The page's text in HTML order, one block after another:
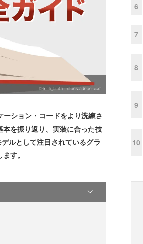
ション・コードをより洗練さ
を振り返り、実装に合った技
ルとして注目されているグラ
す。
6
7
8
9
10